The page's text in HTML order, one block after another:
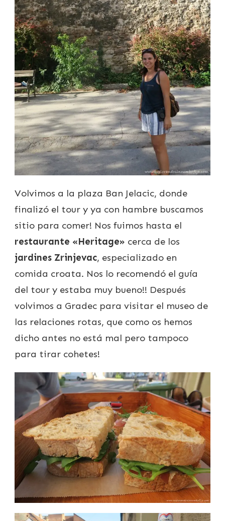
Volvimos a la plaza Ban Jelacic, donde
finalizó el tour y ya con hambre buscamos
sitio para comer! Nos fuimos hasta el
restaurante «Heritage» cerca de los
jardines Zrinjevac, especializado en
comida croata. Nos lo recomendó el guía
del tour y estaba muy bueno!! Después
volvimos a Gradec para visitar el museo de
las relaciones rotas, que como os hemos
dicho antes no está mal pero tampoco
para tirar cohetes!